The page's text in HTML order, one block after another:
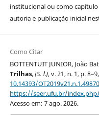
institucional ou como
autoria e publicação inicial
Como Citar
BOTTENTUIT JUNIOR, João
Trilhas,[S. l.], v. 21, n. 1, p.
10.14393/OT2019v21.n.1.49870
https://seer.ufu.br/
Acesso em: 7 ago. 2026.